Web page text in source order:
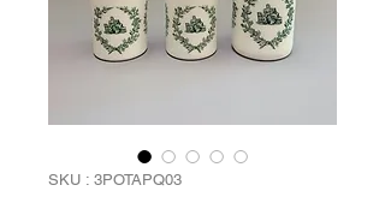
SKU : 3POTAPQ03